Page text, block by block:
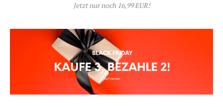
Jetzt nur noch 16,99 EUR!